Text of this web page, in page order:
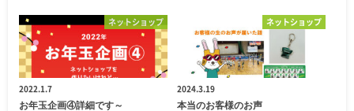
ネットショップ
2022.1.7
お年玉企画④詳細です～
ネットショップ
2024.3.19
本当のお客様のお声